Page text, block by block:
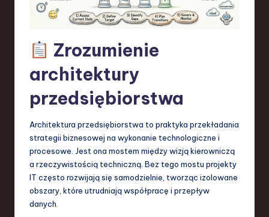
d
Zrozumienie
architektury
przedsiębiorstwa
Architektura przedsiębiorstwa to praktyka przekładania
strategii biznesowej na wykonanie technologiczne i
procesowe. Jest ona mostem między wizją kierowniczą
a rzeczywistością techniczną. Bez tego mostu projekty
IT często rozwijają się samodzielnie, tworząc izolowane
obszary, które utrudniają współpracę i przepływ
danych.